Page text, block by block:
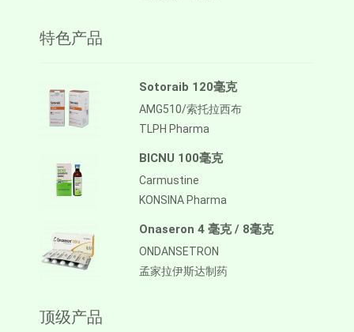
特色产品
Sotoraib 120毫克
AMG510/索托拉西布
TLPH Pharma
BICNU 100毫克
Carmustine
KONSINA Pharma
Onaseron 4 毫克 / 8毫克
ONDANSETRON
孟家拉伊斯达制药
顶级产品